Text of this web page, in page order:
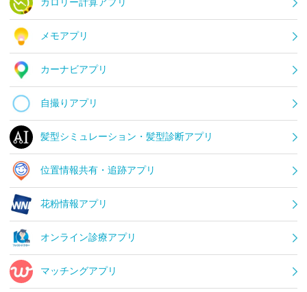
メモアプリ
カーナビアプリ
自撮りアプリ
髪型シミュレーション・髪型診断アプリ
位置情報共有・追跡アプリ
花粉情報アプリ
オンライン診療アプリ
マッチングアプリ